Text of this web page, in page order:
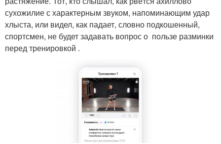
сухожилие с характерным звуком, напоминающим удар
хлыста, или видел, как падает, словно подкошенный,
спортсмен, не будет задавать вопрос о пользе разминки
перед тренировкой .